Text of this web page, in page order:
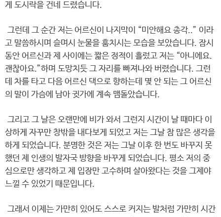
게 도시락을 건네 드렸습니다.
그런데 그 순간 저는 어르신이 나지막이 “미안해요 총각..” 이라
고 말씀하시며 슬며시 눈물을 훔치시는 모습을 보았습니다. 잠시
동안 어르신과 제 사이에는 짧은 정적이 흘렀고 저는 “아니에요.
괜찮아요.”하며 도망치듯 그 자리를 빠져나와 버렸습니다. 그런
데 차를 타고 다음 어르신 댁으로 향하는데 몇 안 되는 그 어르신
의 말이 가슴에 남아 귓가에 계속 맴돌았습니다.
그리고 그 날은 오랜만에 비가 와서 그런지 시간이 날 때마다 이
상하게 자꾸만 창밖을 내다보게 되었고 저는 그날 참 많은 생각을
하게 되었습니다. 분명한 것은 저는 그날 이후 한 번도 바꾸지 못
했던 제 인생의 발자국 방향을 바꾸게 되었습니다. 평소 저의 중
심으로만 생각하고 제 입장만 고수하며 살아왔다는 것을 그제야
느낄 수 있었기 때문입니다.
그래서 이제는 가만히 있어도 스스로 커지는 발처럼 가만히 시간